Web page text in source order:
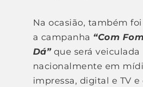
Na ocasião, também
a campanha “Com
Dá”que será veiculada
nacionalmente em
impressa, digital e TV e